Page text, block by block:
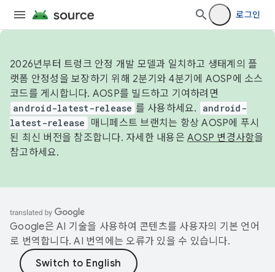
로그인
2026년부터 트렁크 안정 개발 모델과 일치하고 생태계의 플
랫폼 안정성을 보장하기 위해 2분기와 4분기에 AOSP에 소스
코드를 게시합니다. AOSP를 빌드하고 기여하려면
android-latest-release 를 사용하세요.
android-
latest-release
매니페스트 브랜치는 항상 AOSP에 푸시
된 최신 버전을 참조합니다. 자세한 내용은 AOSP 변경사항을
참고하세요.
Google은 AI 기술을 사용하여 콘텐츠를 사용자의 기본 언어
로 번역합니다. AI 번역에는 오류가 있을 수 있습니다.